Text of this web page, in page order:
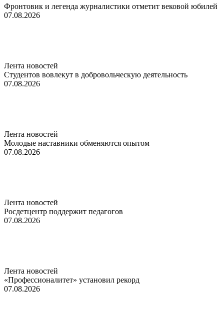
Фронтовик и легенда журналистики отметит вековой юбилей
07.08.2026
Лента новостей
Студентов вовлекут в добровольческую деятельность
07.08.2026
Лента новостей
Молодые наставники обменяются опытом
07.08.2026
Лента новостей
Росдетцентр поддержит педагогов
07.08.2026
Лента новостей
«Профессионалитет» установил рекорд
07.08.2026